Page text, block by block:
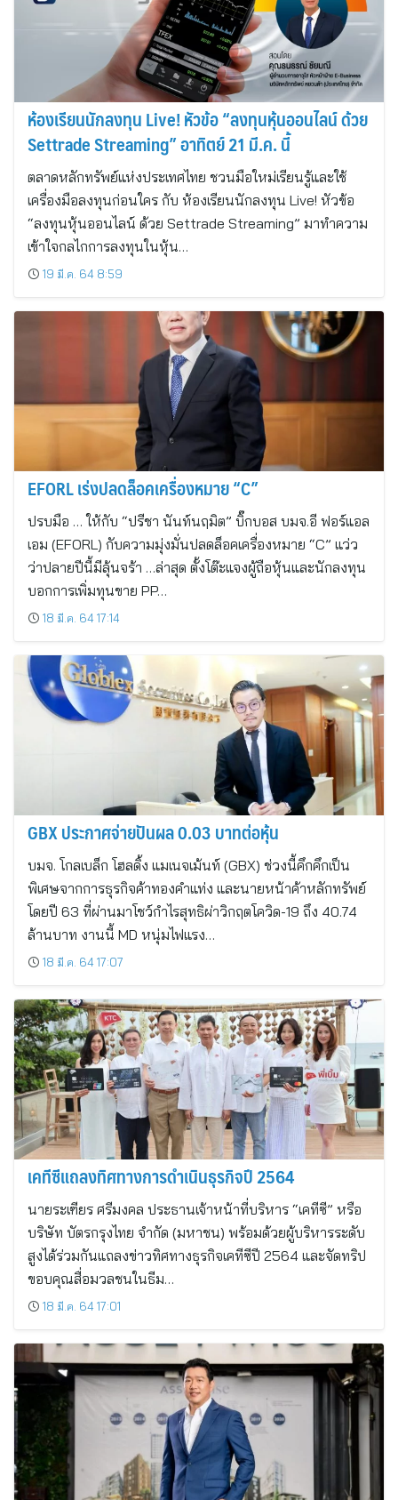
ห้องเรียนนักลงทุน Live! หัวข้อ “ลงทุนหุ้นออนไลน์ ด้วย
Settrade Streaming” อาทิตย์ 21 มี.ค. นี้
ตลาดหลักทรัพย์แห่งประเทศไทย ชวนมือใหม่เรียนรู้และใช้
เครื่องมือลงทุนก่อนใคร กับ ห้องเรียนนักลงทุน Live! หัวข้อ
“ลงทุนหุ้นออนไลน์ ด้วย Settrade Streaming” มาทำความ
เข้าใจกลไกการลงทุนในหุ้น…
19 มี.ค. 64 8:59
EFORL เร่งปลดล็อคเครื่องหมาย “C”
ปรบมือ … ให้กับ “ปรีชา นันท์นฤมิต” บิ๊กบอส บมจ.อี ฟอร์แอล
เอม (EFORL) กับความมุ่งมั่นปลดล็อคเครื่องหมาย “C” แว่ว
ว่าปลายปีนี้มีลุ้นจร้า …ล่าสุด ตั้งโต๊ะแจงผู้ถือหุ้นและนักลงทุน
บอกการเพิ่มทุนขาย PP…
18 มี.ค. 64 17:14
GBX ประกาศจ่ายปันผล 0.03 บาทต่อหุ้น
บมจ. โกลเบล็ก โฮลดิ้ง แมเนจเม้นท์ (GBX) ช่วงนี้คึกคึกเป็น
พิเศษจากการธุรกิจค้าทองคำแท่ง และนายหน้าค้าหลักทรัพย์
โดยปี 63 ที่ผ่านมาโชว์กำไรสุทธิผ่าวิกฤตโควิด-19 ถึง 40.74
ล้านบาท งานนี้ MD หนุ่มไฟแรง…
18 มี.ค. 64 17:07
เคทีซีแถลงทิศทางการดำเนินธุรกิจปี 2564
นายระเฑียร ศรีมงคล ประธานเจ้าหน้าที่บริหาร “เคทีซี” หรือ
บริษัท บัตรกรุงไทย จำกัด (มหาชน) พร้อมด้วยผู้บริหารระดับ
สูงได้ร่วมกันแถลงข่าวทิศทางธุรกิจเคทีซีปี 2564 และจัดทริป
ขอบคุณสื่อมวลชนในธีม…
18 มี.ค. 64 17:01